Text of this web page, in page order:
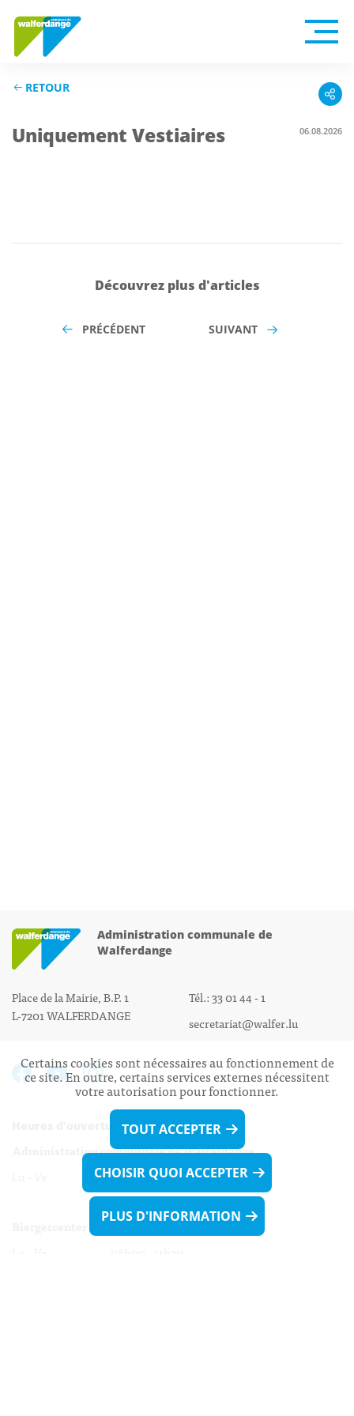
RETOUR
Uniquement Vestiaires 06.08.2026
Découvrez plus d'articles
PRÉCÉDENT SUIVANT
Administration communale de
Walferdange
Place de la Mairie, B.P. 1
L-7201 WALFERDANGE
Tél.: 33 01 44 - 1
secretariat@walfer.lu
Heures d’ouverture:
Administration communale de Walferdange
Lu - Ve 08h00 - 11h30
13h30 - 16h00
Certains cookies sont nécessaires au fonctionnement de
ce site. En outre, certains services externes nécessitent
votre autorisation pour fonctionner.
TOUT ACCEPTER
CHOISIR QUOI ACCEPTER
PLUS D'INFORMATION